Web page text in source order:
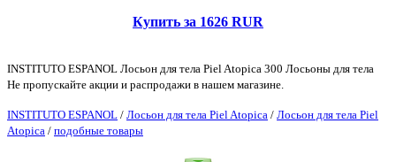
Купить за 1626 RUR
INSTITUTO ESPANOL Лосьон для тела Piel Atopica 300 Лосьоны для тела
Не пропускайте акции и распродажи в нашем магазине.
INSTITUTO ESPANOL / Лосьон для тела Piel Atopica / Лосьон для тела Piel
Atopica / подобные товары